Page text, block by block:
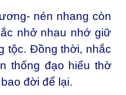
nén nhang còn
nhở nhau nhớ giữ
tộc. Đồng thời, nhắc
thống đạo hiếu thờ
đời để lại.